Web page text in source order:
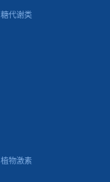
糖代谢类
植物激素